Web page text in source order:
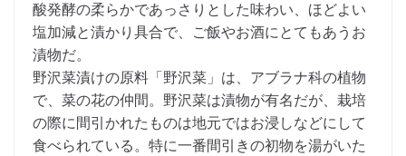
酸発酵の柔らかであっさりとした味わい、ほどよい
塩加減と漬かり具合で、ご飯やお酒にとてもあうお
漬物だ。
野沢菜漬けの原料「野沢菜」は、アブラナ科の植物
で、菜の花の仲間。野沢菜は漬物が有名だが、栽培
の際に間引かれたものは地元ではお浸しなどにして
食べられている。特に一番間引きの初物を湯がいた